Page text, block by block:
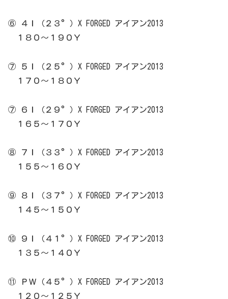
⑥ ４Ｉ（２３°）X FORGED アイアン2013
１８０～１９０Ｙ
⑦ ５Ｉ（２５°）X FORGED アイアン2013
１７０～１８０Ｙ
⑦ ６Ｉ（２９°）X FORGED アイアン2013
１６５～１７０Ｙ
⑧ ７Ｉ（３３°）X FORGED アイアン2013
１５５～１６０Ｙ
⑨ ８Ｉ（３７°）X FORGED アイアン2013
１４５～１５０Ｙ
⑩ ９Ｉ（４１°）X FORGED アイアン2013
１３５～１４０Ｙ
⑪ ＰＷ（４５°）X FORGED アイアン2013
１２０～１２５Ｙ